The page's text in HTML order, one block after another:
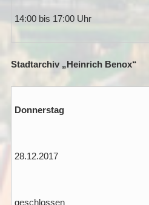
14:00 bis 17:00 Uhr
Stadtarchiv „Heinrich Benox“
Donnerstag
28.12.2017
geschlossen